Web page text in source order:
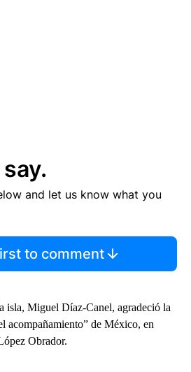
and let us know what you
to comment
isla, Miguel Díaz-Canel, agradeció la
acompañamiento” de México, en
Obrador.